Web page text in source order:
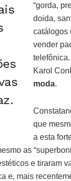
“gorda,
doida,
catálogos
vender
Karol
moda.
que
a esta
as
e tiraram
e, mais